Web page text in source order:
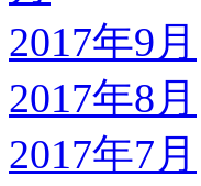
2017年9月
2017年8月
2017年7月